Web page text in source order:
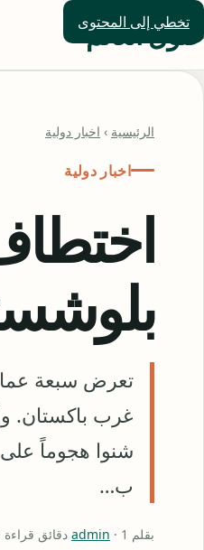
تخطي إلى المحتوى
حلول العالم
الرئيسية › اخبار دولية
اخبار دولية
تعرض سبعة
غرب باكستان.
شنوا هجوماً
ب…
بقلم admin · 1 دقائق قراءة · نشر 2015-01-28